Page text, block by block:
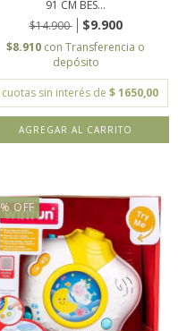
91 CM BES...
$14.900
$9.900
$8.910 con Transferencia o
depósito
cuotas sin interés de $ 1650,00
% OFF